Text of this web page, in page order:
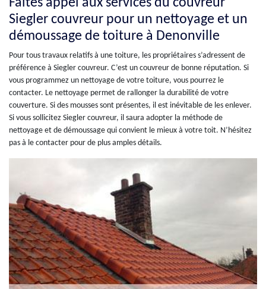
Faites appel aux services du couvreur
Siegler couvreur pour un nettoyage et un
démoussage de toiture à Denonville
Pour tous travaux relatifs à une toiture, les propriétaires s’adressent de
préférence à Siegler couvreur. C’est un couvreur de bonne réputation. Si
vous programmez un nettoyage de votre toiture, vous pourrez le
contacter. Le nettoyage permet de rallonger la durabilité de votre
couverture. Si des mousses sont présentes, il est inévitable de les enlever.
Si vous sollicitez Siegler couvreur, il saura adopter la méthode de
nettoyage et de démoussage qui convient le mieux à votre toit. N’hésitez
pas à le contacter pour de plus amples détails.